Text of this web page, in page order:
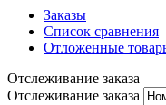
Заказы
Список сравнения
Отложенные
Отслеживание заказа
Отслеживание заказа